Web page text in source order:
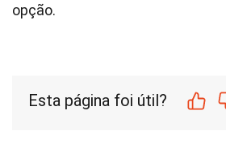
opção.
Esta página foi útil?